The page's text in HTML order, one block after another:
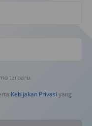
terbaru.
Kebijakan Privasi yang